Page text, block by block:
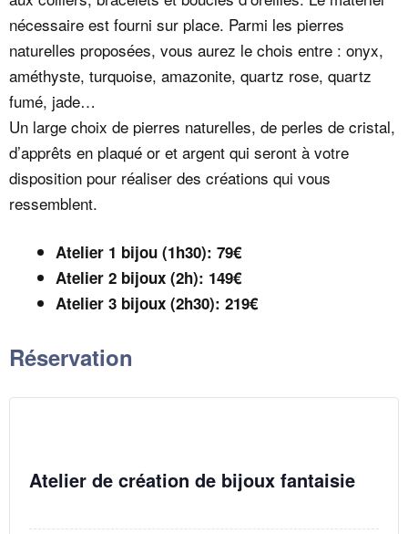
nécessaire est fourni sur place. Parmi les pierres
naturelles proposées, vous aurez le chois entre : onyx,
améthyste, turquoise, amazonite, quartz rose, quartz
fumé, jade…
Un large choix de pierres naturelles, de perles de cristal,
d’apprêts en plaqué or et argent qui seront à votre
disposition pour réaliser des créations qui vous
ressemblent.
Atelier 1 bijou (1h30): 79€
Atelier 2 bijoux (2h): 149€
Atelier 3 bijoux (2h30): 219€
Réservation
Atelier de création de bijoux fantaisie